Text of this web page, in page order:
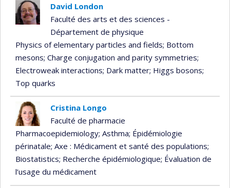
David London
Faculté des arts et des sciences -
Département de physique
Physics of elementary particles and fields; Bottom
mesons; Charge conjugation and parity symmetries;
Electroweak interactions; Dark matter; Higgs bosons;
Top quarks
Cristina Longo
Faculté de pharmacie
Pharmacoepidemiology; Asthma; Épidémiologie
périnatale; Axe : Médicament et santé des populations;
Biostatistics; Recherche épidémiologique; Évaluation de
l’usage du médicament